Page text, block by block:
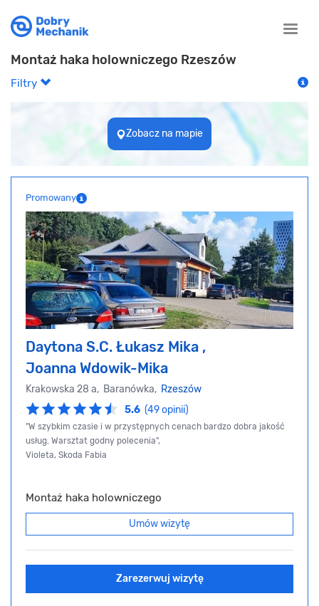
Toggle
Montaż haka holowniczego Rzeszów
Filtry
Zobacz na mapie
Promowany
Daytona S.C. Łukasz Mika ,
Joanna Wdowik-Mika
Krakowska 28 a, Baranówka, Rzeszów
5.6 (49 opinii)
"W szybkim czasie i w przystępnych cenach bardzo dobra jakość
usług. Warsztat godny polecenia",
Violeta, Skoda Fabia
Montaż haka holowniczego
Umów wizytę
Zarezerwuj wizytę